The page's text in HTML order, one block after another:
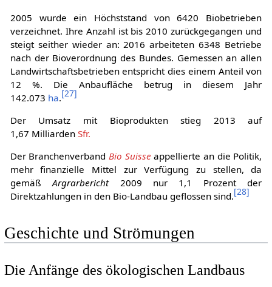
2005 wurde ein Höchststand von 6420 Biobetrieben
verzeichnet. Ihre Anzahl ist bis 2010 zurückgegangen und
steigt seither wieder an: 2016 arbeiteten 6348 Betriebe
nach der Bioverordnung des Bundes. Gemessen an allen
Landwirtschaftsbetrieben entspricht dies einem Anteil von
12 %. Die Anbaufläche betrug in diesem Jahr
142.073 ha.[27]
Der Umsatz mit Bioprodukten stieg 2013 auf
1,67 Milliarden Sfr.
Der BranchenverbandBio Suisse appellierte an die Politik,
mehr finanzielle Mittel zur Verfügung zu stellen, da
gemäßArgrarbericht2009 nur 1,1 Prozent der
Direktzahlungen in den Bio-Landbau geflossen sind.[28]
Geschichte und Strömungen
Die Anfänge des ökologischen Landbaus